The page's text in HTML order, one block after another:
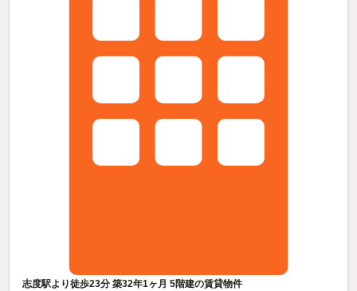
志度駅より徒歩23分 築32年1ヶ月 5階建の賃貸物件